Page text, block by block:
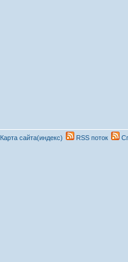
Карта сайта(индекс) RSS поток